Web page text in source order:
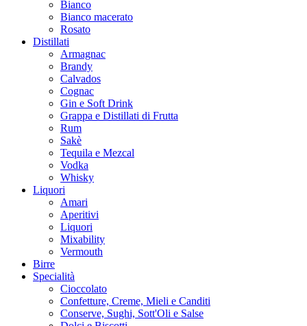
Bianco
Bianco macerato
Rosato
Distillati
Armagnac
Brandy
Calvados
Cognac
Gin e Soft Drink
Grappa e Distillati di Frutta
Rum
Sakè
Tequila e Mezcal
Vodka
Whisky
Liquori
Amari
Aperitivi
Liquori
Mixability
Vermouth
Birre
Specialità
Cioccolato
Confetture, Creme, Mieli e Canditi
Conserve, Sughi, Sott'Oli e Salse